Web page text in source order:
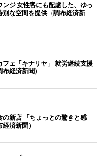
ジ 女性客にも配慮した、ゆっ
別な空間を提供（調布経済新
フェ「キナリヤ」 就労継続支援
経済新聞）
の新店 「ちょっとの驚きと感
済新聞）